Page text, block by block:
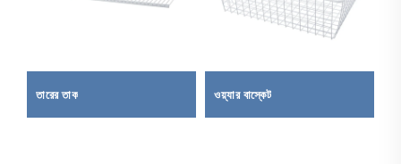
তারের তাক ওয়্যার বাস্কেট